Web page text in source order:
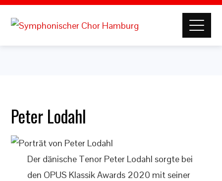
Peter Lodahl
Der dänische Tenor Peter Lodahl sorgte bei
den OPUS Klassik Awards 2020 mit seiner